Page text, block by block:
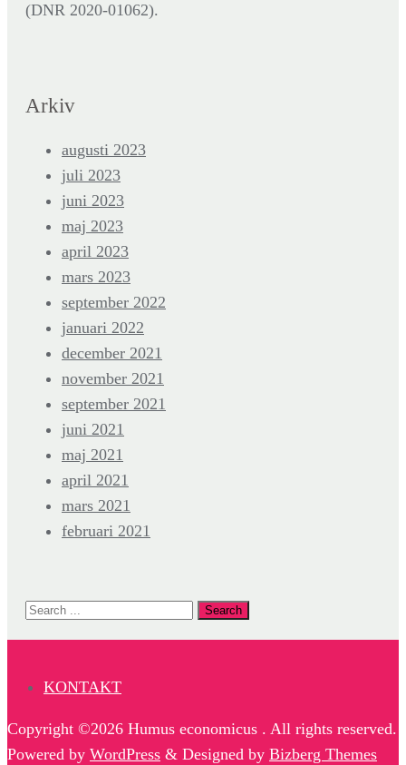
(DNR 2020-01062).
Arkiv
augusti 2023
juli 2023
juni 2023
maj 2023
april 2023
mars 2023
september 2022
januari 2022
december 2021
november 2021
september 2021
juni 2021
maj 2021
april 2021
mars 2021
februari 2021
KONTAKT
Copyright ©2026 Humus economicus . All rights reserved.
Powered by WordPress & Designed by Bizberg Themes